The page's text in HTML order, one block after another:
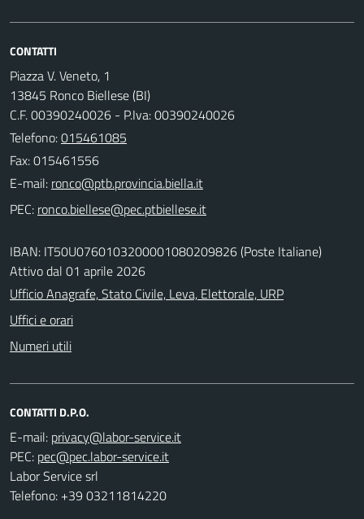
CONTATTI
Piazza V. Veneto, 1
13845 Ronco Biellese (BI)
C.F. 00390240026 - P.Iva: 00390240026
Telefono:015461085
Fax: 015461556
E-mail:
PEC:
IBAN: IT50U0760103200001080209826 (Poste Italiane)
Attivo dal 01 aprile 2026
Ufficio Anagrafe, Stato Civile, Leva, Elettorale, URP
Uffici e orari
Numeri utili
CONTATTI D.P.O.
E-mail:
PEC:
Labor Service srl
Telefono: +39 03211814220